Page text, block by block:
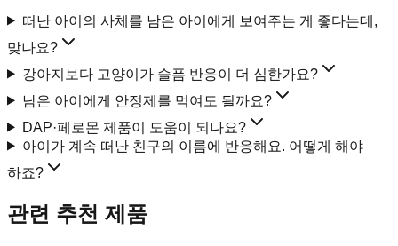
떠난 아이의 사체를 남은 아이에게 보여주는 게 좋다는데,
맞나요?
강아지보다 고양이가 슬픔 반응이 더 심한가요?
남은 아이에게 안정제를 먹여도 될까요?
DAP·페로몬 제품이 도움이 되나요?
아이가 계속 떠난 친구의 이름에 반응해요. 어떻게 해야
하죠?
관련 추천 제품